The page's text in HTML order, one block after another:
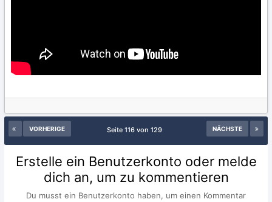
VORHERIGE NÄCHSTE
Seite 116 von 129
Erstelle ein Benutzerkonto oder melde
dich an, um zu kommentieren
Du musst ein Benutzerkonto haben, um einen Kommentar